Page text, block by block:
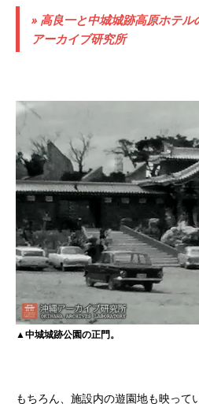
» 高良一と中城城跡高原ホテ
アーカイブ研究所
▲中城城跡公園の正門。
もちろん、施設内の遊園地も映って